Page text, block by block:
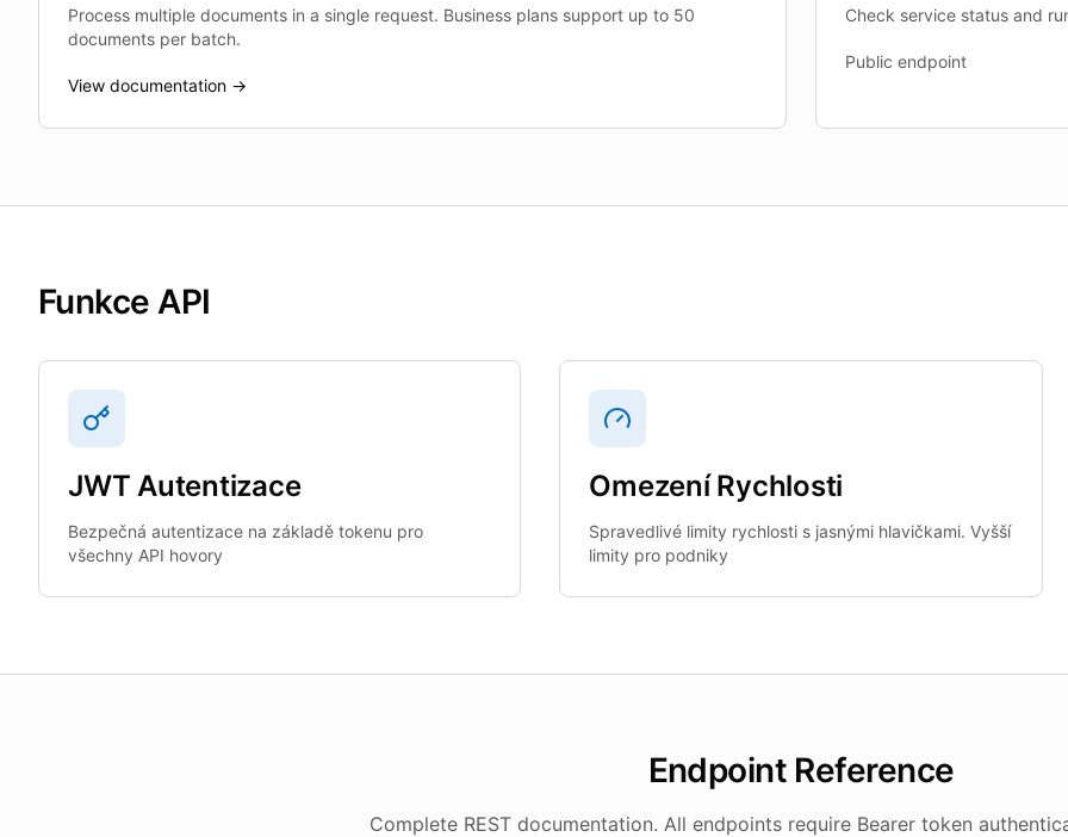
Process multiple documents in a single request. Business plans support up to 50
documents per batch.
View documentation →
Check service status and
Public endpoint
Funkce API
JWT Autentizace
Bezpečná autentizace na základě tokenu pro
všechny API hovory
Omezení Rychlosti
Spravedlivé limity rychlosti s jasnými hlavičkami. Vyšší
limity pro podniky
Endpoint Reference
Complete REST documentation. All endpoints require Bearer token